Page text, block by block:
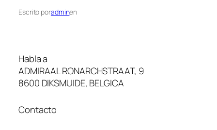
Escrito poradminen
Habla a
ADMIRAAL RONARCHSTRAAT, 9
8600 DIKSMUIDE, BELGICA
Contacto